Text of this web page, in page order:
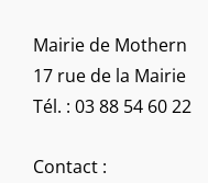
Mairie de Mothern
17 rue de la Mairie
Tél. : 03 88 54 60 22
Contact :